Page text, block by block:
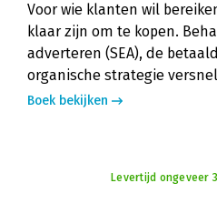
Voor wie klanten wil
klaar zijn om te kopen.
adverteren (SEA), de
organische strategie
Boek bekijken
Levertijd ongeveer